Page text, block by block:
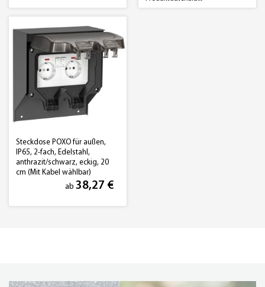
Steckdose POXO für außen,
IP65, 2-fach, Edelstahl,
anthrazit/schwarz, eckig, 20
cm (Mit Kabel wählbar)
ab 38,27 €